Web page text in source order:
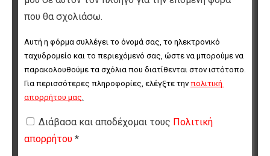
που θα σχολιάσω.
Αυτή η φόρμα συλλέγει το όνομά σας, το ηλεκτρονικό
ταχυδρομείο και το περιεχόμενό σας, ώστε να μπορούμε να
παρακολουθούμε τα σχόλια που διατίθενται στον ιστότοπο.
Για περισσότερες πληροφορίες, ελέγξτε την πολιτική
απορρήτου μας.
Διάβασα και αποδέχομαι τους Πολιτική
απορρήτου *